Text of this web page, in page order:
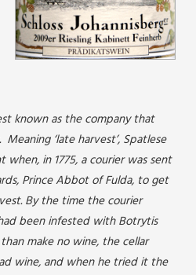
known as the company that
‘late harvest’, Spatlese
in 1775, a courier was sent
Prince Abbot of Fulda, to get
By the time the courier
been infested with Botrytis
make no wine, the cellar
wine, and when he tried it the